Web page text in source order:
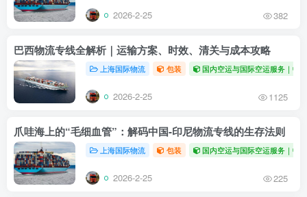
2026-2-25 382
巴西物流专线全解析｜运输方案、时效、清关与成本攻略
上海国际物流 包装 国内空运与国际空运服务｜中
2026-2-25 1125
爪哇海上的“毛细血管”：解码中国-印尼物流专线的生存法则
上海国际物流 包装 国内空运与国际空运服务｜中
2026-2-25 225